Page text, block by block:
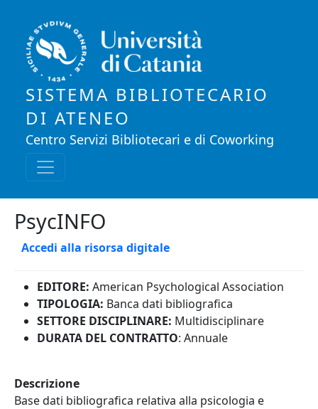
SISTEMA BIBLIOTECARIO
DI ATENEO
Centro Servizi Bibliotecari e di Coworking
PsycINFO
Accedi alla risorsa digitale
EDITORE: American Psychological Association
TIPOLOGIA: Banca dati bibliografica
SETTORE DISCIPLINARE: Multidisciplinare
DURATA DEL CONTRATTO: Annuale
Descrizione
Base dati bibliografica relativa alla psicologia e